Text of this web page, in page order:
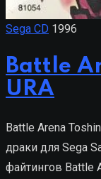
Sega CD 1996
Battle
URA
Battle Arena
драки для Sega
файтингов Battle